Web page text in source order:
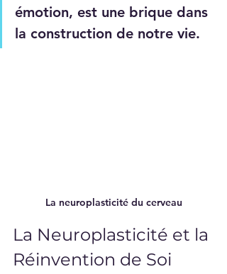
émotion, est une brique dans
la construction de notre vie.
La neuroplasticité du cerveau
La Neuroplasticité et la
Réinvention de Soi